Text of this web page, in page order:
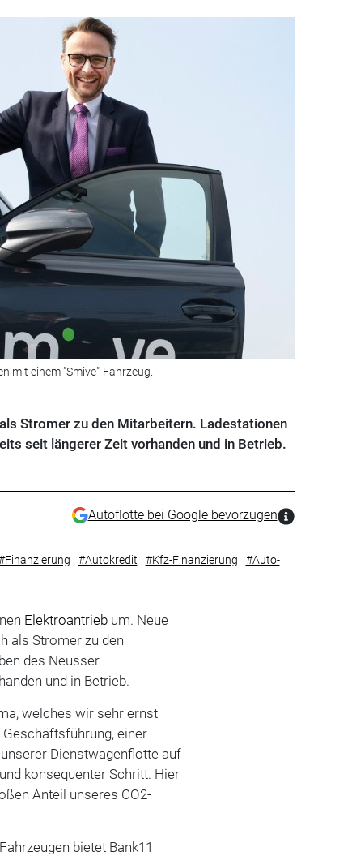
mit einem "Smive"-Fahrzeug.
Stromer zu den Mitarbeitern. Ladestationen
seit längerer Zeit vorhanden und in Betrieb.
Autoflotte bei Google bevorzugen
#Autokredit #Kfz-Finanzierung
#Auto-
Elektroantrieb um. Neue
als Stromer zu den
des Neusser
und in Betrieb.
welches wir sehr ernst
Geschäftsführung, einer
Dienstwagenflotte auf
konsequenter Schritt. Hier
Anteil unseres CO2-
bietet Bank11